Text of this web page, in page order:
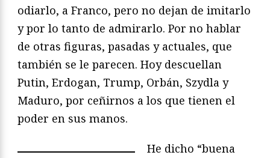
odiarlo, a Franco, pero no dejan de imitarlo
y por lo tanto de admirarlo. Por no hablar
de otras figuras, pasadas y actuales, que
también se le parecen. Hoy descuellan
Putin, Erdogan, Trump, Orbán, Szydla y
Maduro, por ceñirnos a los que tienen el
poder en sus manos.
He dicho “buena